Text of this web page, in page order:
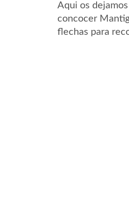
Aqui os
concocer
flechas para